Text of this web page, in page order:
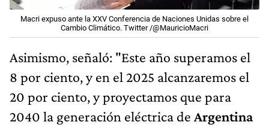
Macri expuso ante la XXV Conferencia de Naciones Unidas sobre el
Cambio Climático. Twitter /@MauricioMacri
Asimismo, señaló: "Este año superamos el
8 por ciento, y en el 2025 alcanzaremos el
20 por ciento, y proyectamos que para
2040 la generación eléctrica de Argentina